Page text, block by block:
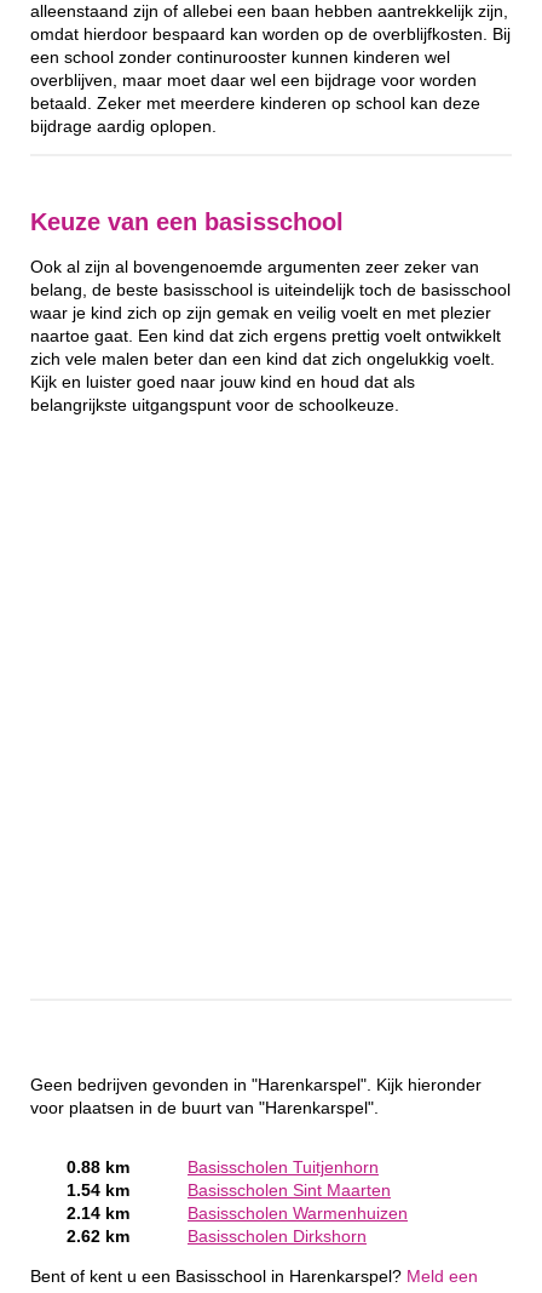
alleenstaand zijn of allebei een baan hebben aantrekkelijk zijn,
omdat hierdoor bespaard kan worden op de overblijfkosten. Bij
een school zonder continurooster kunnen kinderen wel
overblijven, maar moet daar wel een bijdrage voor worden
betaald. Zeker met meerdere kinderen op school kan deze
bijdrage aardig oplopen.
Keuze van een basisschool
Ook al zijn al bovengenoemde argumenten zeer zeker van
belang, de beste basisschool is uiteindelijk toch de basisschool
waar je kind zich op zijn gemak en veilig voelt en met plezier
naartoe gaat. Een kind dat zich ergens prettig voelt ontwikkelt
zich vele malen beter dan een kind dat zich ongelukkig voelt.
Kijk en luister goed naar jouw kind en houd dat als
belangrijkste uitgangspunt voor de schoolkeuze.
Geen bedrijven gevonden in "Harenkarspel". Kijk hieronder
voor plaatsen in de buurt van "Harenkarspel".
0.88 km
Basisscholen Tuitjenhorn
1.54 km
Basisscholen Sint Maarten
2.14 km
Basisscholen Warmenhuizen
2.62 km
Basisscholen Dirkshorn
Bent of kent u een Basisschool in Harenkarspel? Meld een